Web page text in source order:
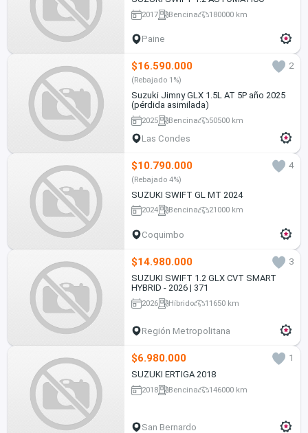
2017 Bencina 180000 km
Paine
$16.590.000 2
(Rebajado 1%)
Suzuki Jimny GLX 1.5L AT 5P año 2025
(pérdida asimilada)
2025 Bencina 50500 km
Las Condes
$10.790.000 4
(Rebajado 4%)
SUZUKI SWIFT GL MT 2024
2024 Bencina 21000 km
Coquimbo
$14.980.000
3
SUZUKI SWIFT 1.2 GLX CVT SMART
HYBRID - 2026 | 371
2026 Híbrido 11650 km
Región Metropolitana
$6.980.000
1
SUZUKI ERTIGA 2018
2018 Bencina 146000 km
San Bernardo